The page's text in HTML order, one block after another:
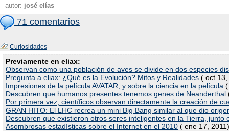
autor: josé elías
71 comentarios
Curiosidades
Previamente en eliax:
Observan como una población de aves se divide en dos especies
Pregunta a eliax: ¿Qué es la Evolución? Mitos y Realidades ( oct
Impresiones de la película AVATAR, y sobre la ciencia en la película
Descubren que humanos presentes tenemos genes de Neanderthal
Por primera vez, científicos observan directamente la creación de
GRAN HITO: El LHC recrea un mini Big Bang similar al que dio
Descubren que existieron otros seres inteligentes en la Tierra, junto
Asombrosas estadísticas sobre el Internet en el 2010 ( ene 17, 2011)